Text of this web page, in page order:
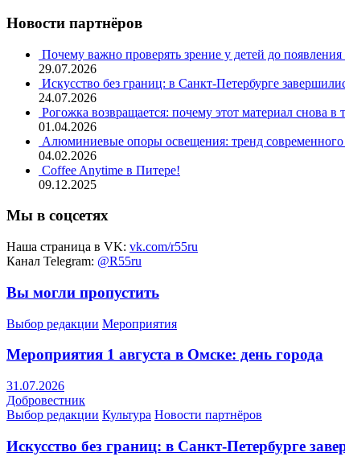
Новости партнёров
Почему важно проверять зрение у детей до
29.07.2026
Искусство без границ: в Санкт-Петербурге
24.07.2026
Рогожка возвращается: почему этот материал снова в
01.04.2026
Алюминиевые опоры освещения: тренд современного
04.02.2026
Coffee Anytime в Питере!
09.12.2025
Мы в соцсетях
Наша страница в VK: vk.com/r55ru
Канал Telegram: @R55ru
Вы могли пропустить
Выбор редакции Мероприятия
Мероприятия 1 августа в Омске: день города
31.07.2026
Добровестник
Выбор редакции Культура Новости партнёров
Искусство без границ: в Санкт-Петербурге